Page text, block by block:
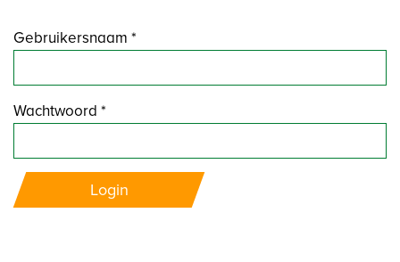
Gebruikersnaam *
Wachtwoord *
Login